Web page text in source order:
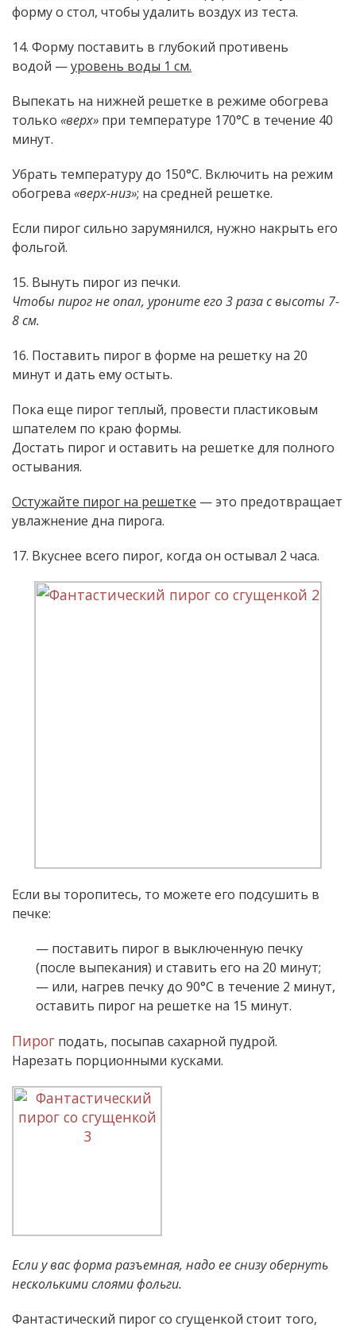
форму о стол, чтобы удалить воздух из теста.
14. Форму поставить в глубокий противень
водой —уровень воды 1 см.
Выпекать на нижней решетке в режиме обогрева
только «верх» при температуре 170°С в течение 40
минут.
Убрать температуру до 150°С. Включить на режим
обогрева «верх-низ»; на средней решетке.
Если пирог сильно зарумянился, нужно накрыть его
фольгой.
15. Вынуть пирог из печки.
Чтобы пирог не опал, уроните его 3 раза с высоты 7-
8 см.
16. Поставить пирог в форме на решетку на 20
минут и дать ему остыть.
Пока еще пирог теплый, провести пластиковым
шпателем по краю формы.
Достать пирог и оставить на решетке для полного
остывания.
Остужайте пирог на решетке — это предотвращает
увлажнение дна пирога.
17. Вкуснее всего пирог, когда он остывал 2 часа.
Если вы торопитесь, то можете его подсушить в
печке:
— поставить пирог в выключенную печку
(после выпекания) и ставить его на 20 минут;
— или, нагрев печку до 90°С в течение 2 минут,
оставить пирог на решетке на 15 минут.
Пирог подать, посыпав сахарной пудрой.
Нарезать порционными кусками.
Если у вас форма разъемная, надо ее снизу обернуть
несколькими слоями фольги.
Фантастический пирог со сгущенкой стоит того,